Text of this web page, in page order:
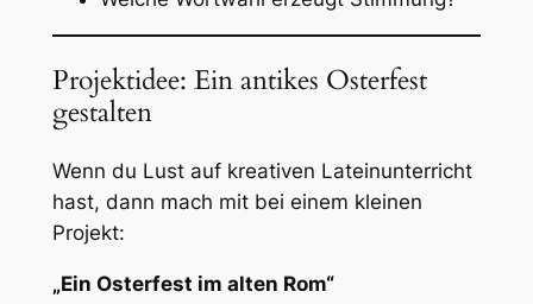
Projektidee: Ein antikes Osterfest
gestalten
Wenn du Lust auf kreativen Lateinunterricht
hast, dann mach mit bei einem kleinen
Projekt:
„Ein Osterfest im alten Rom“